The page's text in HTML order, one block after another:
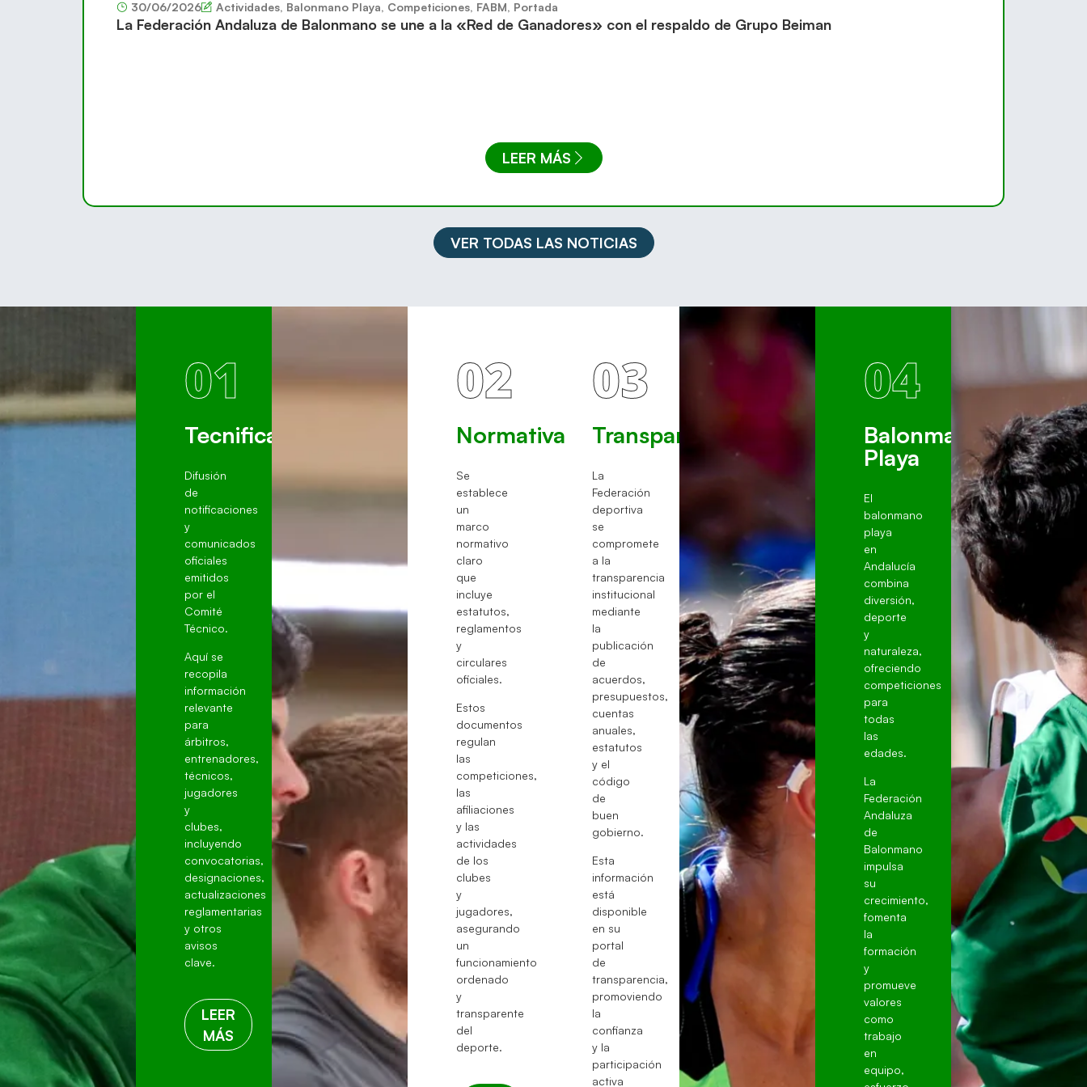
30/06/2026 Actividades, Balonmano Playa, Competiciones, FABM, Portada
La Federación Andaluza de Balonmano se une a la «Red de Ganadores» con el respaldo de Grupo Beiman
LEER MÁS
VER TODAS LAS NOTICIAS
01
Tecnificación
Difusión
de
notificaciones
y
comunicados
oficiales
emitidos
por el
Comité
Técnico.
Aquí se
recopila
información
relevante
para
árbitros,
entrenadores,
técnicos,
jugadores
y
clubes,
incluyendo
convocatorias,
designaciones,
actualizaciones
reglamentarias
y otros
avisos
clave.
LEER
MÁS
02
Normativa
Se
establece
un
marco
normativo
claro
que
incluye
estatutos,
reglamentos
y
circulares
oficiales.
Estos
documentos
regulan
las
competiciones,
las
afiliaciones
y las
actividades
de los
clubes
y
jugadores,
asegurando
un
funcionamiento
ordenado
y
transparente
del
deporte.
03
Transparencia
La
Federación
deportiva
se
compromete
a la
transparencia
institucional
mediante
la
publicación
de
acuerdos,
presupuestos,
cuentas
anuales,
estatutos
y el
código
de
buen
gobierno.
Esta
información
está
disponible
en su
portal
de
transparencia,
promoviendo
la
confianza
y la
participación
activa
04
Balonmano
Playa
El
balonmano
playa
en
Andalucía
combina
diversión,
deporte
y
naturaleza,
ofreciendo
competiciones
para
todas
las
edades.
La
Federación
Andaluza
de
Balonmano
impulsa
su
crecimiento,
fomenta
la
formación
y
promueve
valores
como
trabajo
en
equipo,